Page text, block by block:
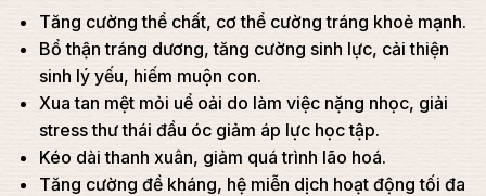
Tăng cường thể chất, cơ thể cường tráng khoẻ mạnh.
Bổ thận tráng dương, tăng cường sinh lực, cải thiện
sinh lý yếu, hiếm muộn con.
Xua tan mệt mỏi uể oải do làm việc nặng nhọc, giải
stress thư thái đầu óc giảm áp lực học tập.
Kéo dài thanh xuân, giảm quá trình lão hoá.
Tăng cường đề kháng, hệ miễn dịch hoạt động tối đa